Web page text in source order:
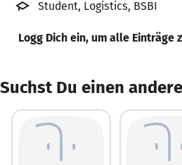
Student, Logistics, BSBI
Logg Dich ein, um alle Einträge
Suchst Du einen